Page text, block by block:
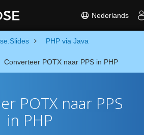
Nederlands
PHP via Java
Converteer POTX naar PPS in PHP
POTX naar PPS
in PHP